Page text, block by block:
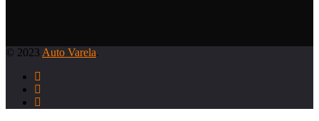
© 2023 Auto Varela.